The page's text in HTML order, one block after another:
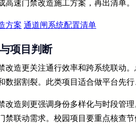
高速门禁改造施工方案，再出清单。
方案 通道闸系统配置清单
项目判断
改造更关注通行效率和跨系统联动
数据割裂。此类项目适合做平台先行
改造则更强调身份多样化与时段管
禁联动需求。校园项目要重点核查